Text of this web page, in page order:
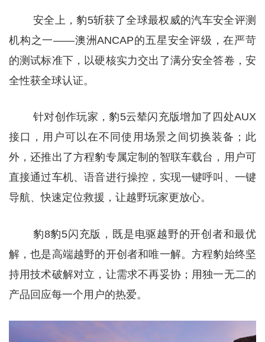
安全上，豹5斩获了全球最权威的汽车安全评测
机构之一——澳洲ANCAP的五星安全评级，在严苛
的测试标准下，以硬核实力交出了满分安全答卷，安
全性获全球认证。
针对创作玩家，豹5云辇闪充版增加了四处AUX
接口，用户可以在不同使用场景之间切换装备；此
外，还推出了方程豹专属定制的智联车载台，用户可
直接通过车机、语音进行操控，实现一键呼叫、一键
导航、快速定位救援，让越野玩家更放心。
豹8豹5闪充版，既是电驱越野的开创者和最优
解，也是高端越野的开创者和唯一解。方程豹始终坚
持用技术破解对立，让需求不再妥协；用独一无二的
产品回应每一个用户的热爱。